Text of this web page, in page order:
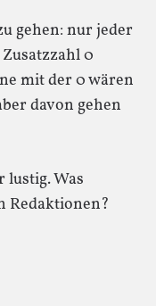
gehen: nur jeder
0
mit der 0 wären
davon gehen
lustig. Was
Redaktionen?